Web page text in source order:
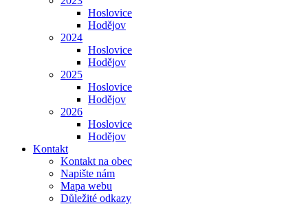
Hoslovice
Hodějov
2024
Hoslovice
Hodějov
2025
Hoslovice
Hodějov
2026
Hoslovice
Hodějov
Kontakt
Kontakt na obec
Napište nám
Mapa webu
Důležité odkazy